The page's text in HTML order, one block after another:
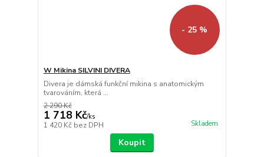
- 25 %
W Mikina SILVINI DIVERA
Divera je dámská funkční mikina s anatomickým
tvarováním, která ...
2 290 Kč
1 718 Kč/ks
1 420 Kč bez DPH Skladem
Koupit